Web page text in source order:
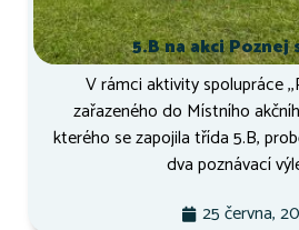
5.B na akci Poznej
V rámci aktivity spolupráce
zařazeného do Místního
kterého se zapojila třída 5.B,
dva poznávací
25 června,